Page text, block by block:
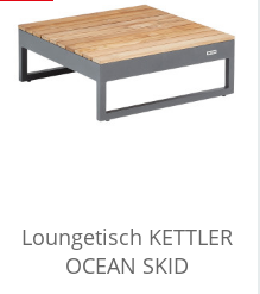
Loungetisch KETTLER
OCEAN SKID